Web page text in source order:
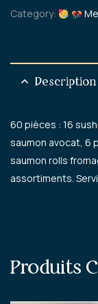
Category:
Description
60 pièces : 16
saumon avocat, 6
saumon rolls
assortiments.
Produits